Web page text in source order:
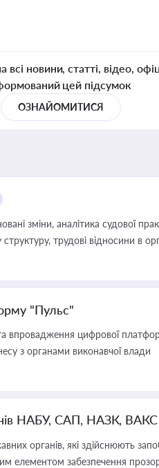
новини, статті, відео,
цей підсумок
ОЗНАЙОМИТИСЯ
зміни, аналітика судової
структуру, трудові відносини в
"Пульс"
впровадження цифрової
з органами виконавчої влади
НАБУ, САП, НАЗК, ВАКС
органів, які здійснюють
забезпечення